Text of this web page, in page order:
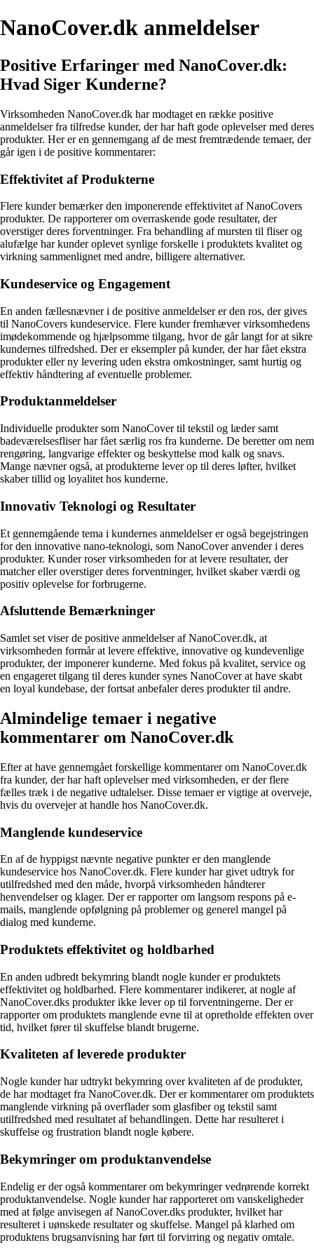
NanoCover.dk anmeldelser
Positive Erfaringer med NanoCover.dk:
Hvad Siger Kunderne?
Virksomheden NanoCover.dk har modtaget en række positive
anmeldelser fra tilfredse kunder, der har haft gode oplevelser med deres
produkter. Her er en gennemgang af de mest fremtrædende temaer, der
går igen i de positive kommentarer:
Effektivitet af Produkterne
Flere kunder bemærker den imponerende effektivitet af NanoCovers
produkter. De rapporterer om overraskende gode resultater, der
overstiger deres forventninger. Fra behandling af mursten til fliser og
alufælge har kunder oplevet synlige forskelle i produktets kvalitet og
virkning sammenlignet med andre, billigere alternativer.
Kundeservice og Engagement
En anden fællesnævner i de positive anmeldelser er den ros, der gives
til NanoCovers kundeservice. Flere kunder fremhæver virksomhedens
imødekommende og hjælpsomme tilgang, hvor de går langt for at sikre
kundernes tilfredshed. Der er eksempler på kunder, der har fået ekstra
produkter eller ny levering uden ekstra omkostninger, samt hurtig og
effektiv håndtering af eventuelle problemer.
Produktanmeldelser
Individuelle produkter som NanoCover til tekstil og læder samt
badeværelsesfliser har fået særlig ros fra kunderne. De beretter om nem
rengøring, langvarige effekter og beskyttelse mod kalk og snavs.
Mange nævner også, at produkterne lever op til deres løfter, hvilket
skaber tillid og loyalitet hos kunderne.
Innovativ Teknologi og Resultater
Et gennemgående tema i kundernes anmeldelser er også begejstringen
for den innovative nano-teknologi, som NanoCover anvender i deres
produkter. Kunder roser virksomheden for at levere resultater, der
matcher eller overstiger deres forventninger, hvilket skaber værdi og
positiv oplevelse for forbrugerne.
Afsluttende Bemærkninger
Samlet set viser de positive anmeldelser af NanoCover.dk, at
virksomheden formår at levere effektive, innovative og kundevenlige
produkter, der imponerer kunderne. Med fokus på kvalitet, service og
en engageret tilgang til deres kunder synes NanoCover at have skabt
en loyal kundebase, der fortsat anbefaler deres produkter til andre.
Almindelige temaer i negative
kommentarer om NanoCover.dk
Efter at have gennemgået forskellige kommentarer om NanoCover.dk
fra kunder, der har haft oplevelser med virksomheden, er der flere
fælles træk i de negative udtalelser. Disse temaer er vigtige at overveje,
hvis du overvejer at handle hos NanoCover.dk.
Manglende kundeservice
En af de hyppigst nævnte negative punkter er den manglende
kundeservice hos NanoCover.dk. Flere kunder har givet udtryk for
utilfredshed med den måde, hvorpå virksomheden håndterer
henvendelser og klager. Der er rapporter om langsom respons på e-
mails, manglende opfølgning på problemer og generel mangel på
dialog med kunderne.
Produktets effektivitet og holdbarhed
En anden udbredt bekymring blandt nogle kunder er produktets
effektivitet og holdbarhed. Flere kommentarer indikerer, at nogle af
NanoCover.dks produkter ikke lever op til forventningerne. Der er
rapporter om produktets manglende evne til at opretholde effekten over
tid, hvilket fører til skuffelse blandt brugerne.
Kvaliteten af leverede produkter
Nogle kunder har udtrykt bekymring over kvaliteten af de produkter,
de har modtaget fra NanoCover.dk. Der er kommentarer om produktets
manglende virkning på overflader som glasfiber og tekstil samt
utilfredshed med resultatet af behandlingen. Dette har resulteret i
skuffelse og frustration blandt nogle købere.
Bekymringer om produktanvendelse
Endelig er der også kommentarer om bekymringer vedrørende korrekt
produktanvendelse. Nogle kunder har rapporteret om vanskeligheder
med at følge anvisegen af NanoCover.dks produkter, hvilket har
resulteret i uønskede resultater og skuffelse. Mangel på klarhed om
produktens brugsanvisning har ført til forvirring og negativ omtale.